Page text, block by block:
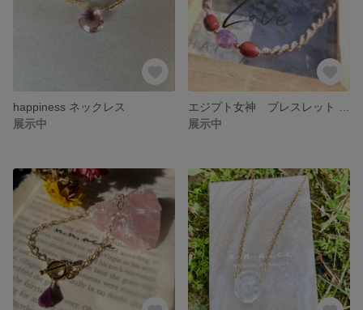
happiness ネックレス
展示中
展示中